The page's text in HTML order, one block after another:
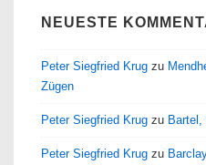
NEUESTE
Peter Siegfried Krug zu
Zügen
Peter Siegfried Krug zu Bartel,
Peter Siegfried Krug zu